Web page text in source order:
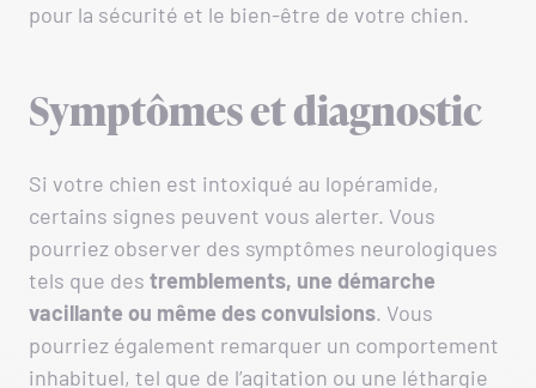
pour la sécurité et le bien-être de votre chien.
Symptômes et diagnostic
Si votre chien est intoxiqué au lopéramide,
certains signes peuvent vous alerter. Vous
pourriez observer des symptômes neurologiques
tels que des tremblements, une démarche
vacillante ou même des convulsions. Vous
pourriez également remarquer un comportement
inhabituel, tel que de l’agitation ou une léthargie